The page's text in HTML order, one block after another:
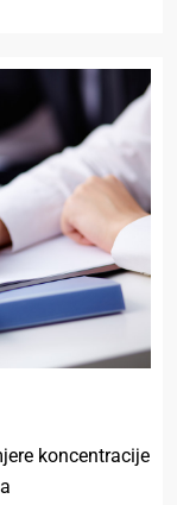
koncentracije